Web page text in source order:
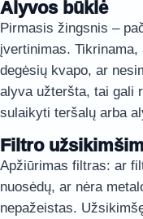
Alyvos būklė
Pirmasis žingsnis –
įvertinimas.
degėsių kvapo, ar
alyva užteršta, tai gali
sulaikyti teršalų arba
Filtro
Apžiūrimas filtras: ar
nuosėdų, ar nėra
nepažeistas.